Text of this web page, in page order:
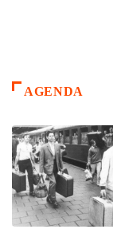
AGENDA